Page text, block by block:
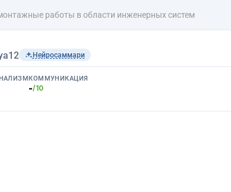
работы в области инженерных систем
Нейросаммари
КОММУНИКАЦИЯ
-/10